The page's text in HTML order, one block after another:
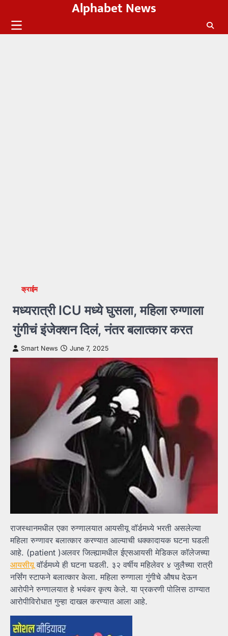
content
Alphabet News
क्राईम
मध्यरात्री ICU मध्ये घुसला, महिला रुग्णाला
गुंगीचं इंजेक्शन दिलं, नंतर बलात्कार करत
Smart News June 7, 2025
राजस्थानमधील एका रुग्णालयात आयसीयू वॉर्डमध्ये भरती असलेल्या
महिला रुग्णावर बलात्कार करण्यात आल्याची धक्कादायक घटना घडली
आहे. (patient )अलवर जिल्ह्यामधील ईएसआयसी मेडिकल कॉलेजच्या
आयसीयूवॉर्डमध्ये ही घटना घडली. ३२ वर्षीय महिलेवर ४ जुलैच्या रात्री
नर्सिंग स्टाफने बलात्कार केला. महिला रुग्णाला गुंगीचे औषध देऊन
आरोपीने रुग्णालयात हे भयंकर कृत्य केले. या प्रकरणी पोलिस ठाण्यात
आरोपीविरोधात गुन्हा दाखल करण्यात आला आहे.